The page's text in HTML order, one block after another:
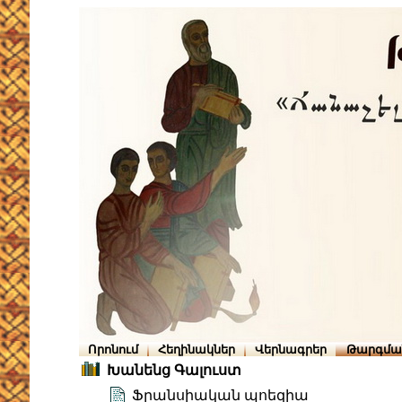
Որոնում Հեղինակներ Վերնագրեր
Խանենց Գալուստ
Ֆրանսիական պոեզիա